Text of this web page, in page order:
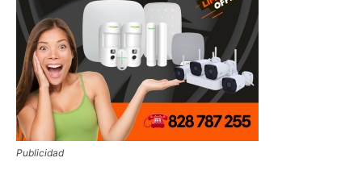
Publicidad